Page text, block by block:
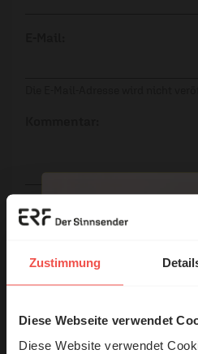
Zustimmung
Diese Webseite verwendet
Diese Website verwendet
Meinen Kommentar nicht
Ich bin damit
anonymisiert erfasst und
Verbesserung unseres
© Ruth Schneider / ERF